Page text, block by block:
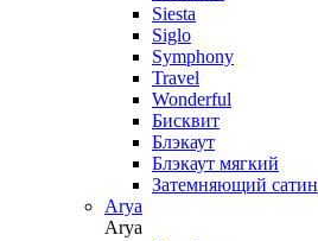
Siesta
Siglo
Symphony
Travel
Wonderful
Бисквит
Блэкаут
Блэкаут мягкий
Затемняющий сатин
Arya
Arya